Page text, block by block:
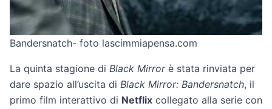
Bandersnatch- foto lascimmiapensa.com
La quinta stagione di Black Mirrorè stata rinviata per
dare spazio all’uscita di Black Mirror: Bandersnatch, il
primo film interattivo di Netflix collegato alla serie con